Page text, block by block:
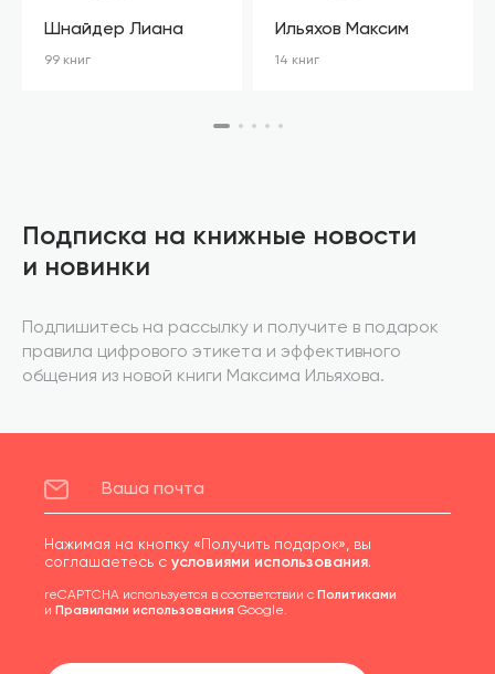
Шнайдер Лиана
99 книг
Ильяхов Максим
14 книг
Подписка на книжные новости
и новинки
Подпишитесь на рассылку и получите в подарок
правила цифрового этикета и эффективного
общения из новой книги Максима Ильяхова.
Нажимая на кнопку «Получить подарок», вы
соглашаетесь с условиями использования.
reCAPTCHA используется в соответствии с Политиками
и Правилами использования Google.